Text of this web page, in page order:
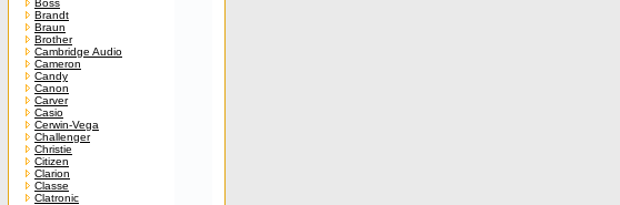
Boss
Brandt
Braun
Brother
Cambridge Audio
Cameron
Candy
Canon
Carver
Casio
Cerwin-Vega
Challenger
Christie
Citizen
Clarion
Classe
Clatronic